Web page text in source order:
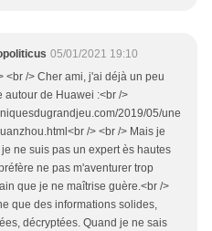
05/01/2021 19:10
<br /> Cher ami, j'ai déjà un peu
autour de Huawei :<br />
2019/05/une
/> <br /> Mais je
ne suis pas un expert ès hautes
ne pas m'aventurer trop
que je ne maîtrise guère.<br />
que des informations solides,
décryptées. Quand je ne sais